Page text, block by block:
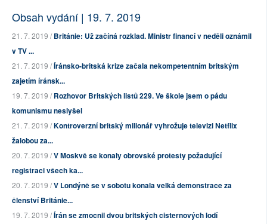
Obsah vydání | 19. 7. 2019
21. 7. 2019 /Británie: Už začíná rozklad. Ministr financí v neděli oznámil
v TV ...
21. 7. 2019 /Íránsko-britská krize začala nekompetentním britským
zajetím íránsk...
19. 7. 2019 /Rozhovor Britských listů 229. Ve škole jsem o pádu
komunismu neslyšel
21. 7. 2019 /Kontroverzní britský milionář vyhrožuje televizi Netflix
žalobou za...
20. 7. 2019 /V Moskvě se konaly obrovské protesty požadující
registraci všech ka...
20. 7. 2019 /V Londýně se v sobotu konala velká demonstrace za
členství Británie...
19. 7. 2019 /Írán se zmocnil dvou britských cisternových lodí